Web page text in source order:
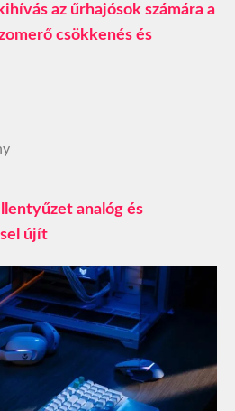
az űrhajósok számára a
csökkenés és
analóg és
újít